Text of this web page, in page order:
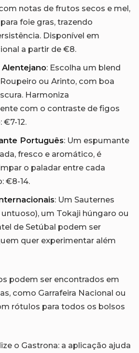
notas de frutos secos e mel,
foie gras, trazendo
Disponível em
a partir de €8.
: Escolha um blend
ou Arinto, com boa
Harmoniza
com o contraste de figos
€7-12.
Português: Um espumante
fresco e aromático, é
o paladar entre cada
€8-14.
: Um Sauternes
um Tokaji húngaro ou
de Setúbal podem ser
quer experimentar além
podem ser encontrados em
como Garrafeira Nacional ou
rótulos para todos os bolsos
o Gastrona: a aplicação ajuda